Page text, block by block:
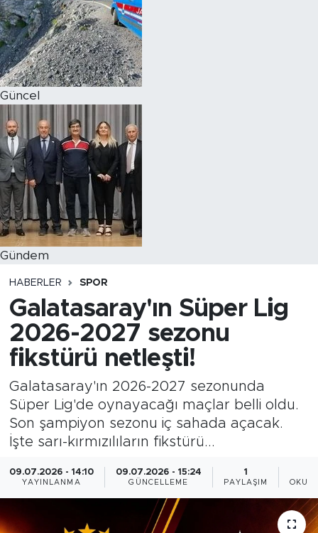
Güncel
Gündem
HABERLER SPOR
Galatasaray'ın Süper Lig
2026-2027 sezonu
fikstürü netleşti!
Galatasaray'ın 2026-2027 sezonunda
Süper Lig'de oynayacağı maçlar belli oldu.
Son şampiyon sezonu iç sahada açacak.
İşte sarı-kırmızılıların fikstürü...
09.07.2026 - 14:10
YAYINLANMA
09.07.2026 - 15:24
GÜNCELLEME
1
PAYLAŞIM
Magazin
Özel Haber
Politika
Resmi İlanlar
Sağlık
Spor
Turizm